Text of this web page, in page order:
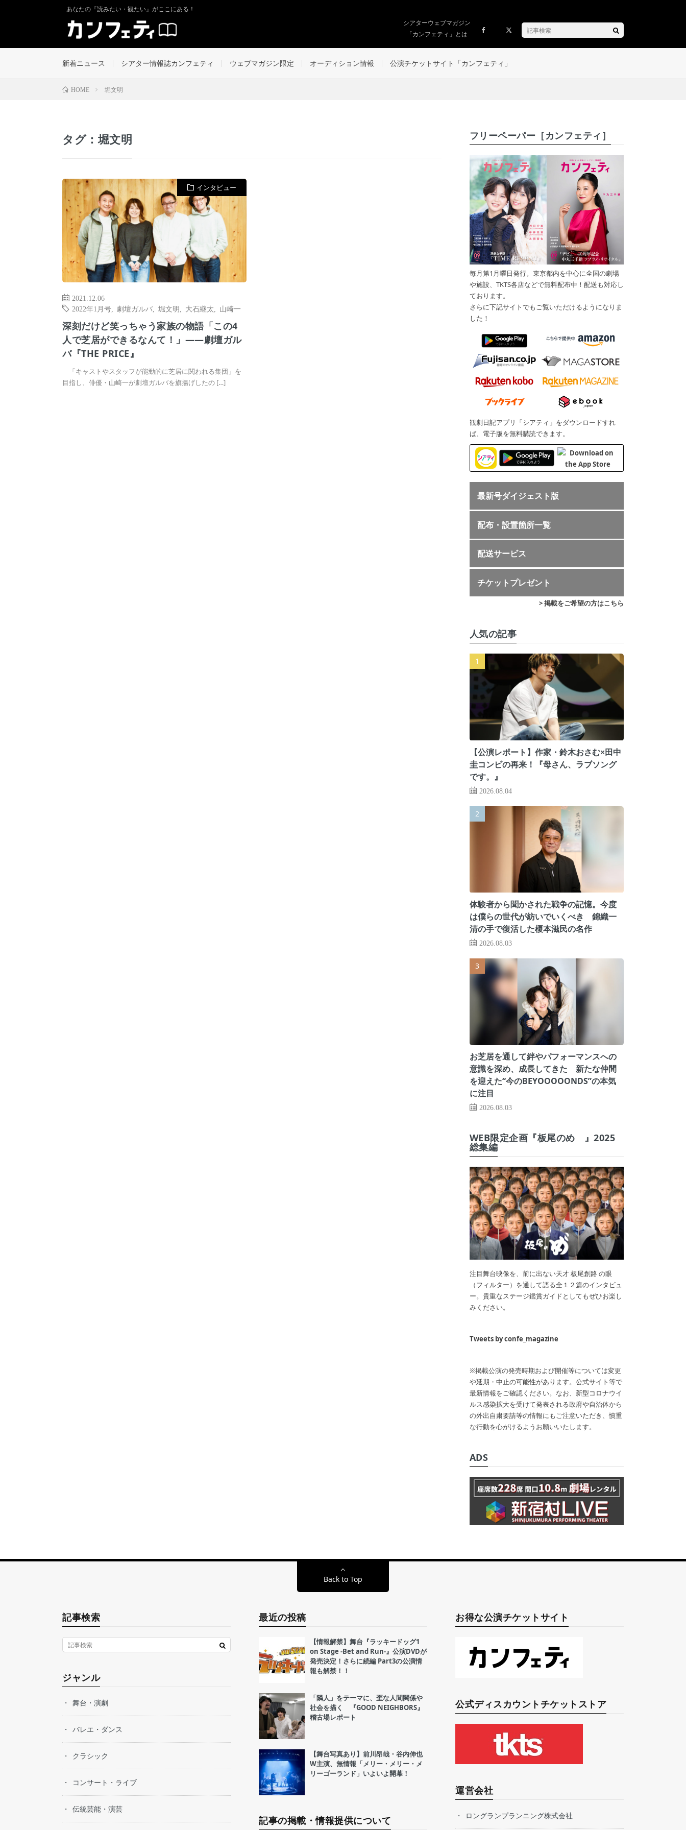
あなたの『読みたい・観たい』がここにある！
シアターウェブマガジン
「カンフェティ」とは
新着ニュース シアター情報誌カンフェティ ウェブマガジン限定 オーディション情報 公演チケットサイト「カンフェティ」
HOME 堀文明
タグ：堀文明
インタビュー
2021.12.06
2022年1月号
劇壇ガルバ 堀文明 大石継太 山崎一
深刻だけど笑っちゃう家族の物語「この4
人で芝居ができるなんて！」――劇壇ガル
バ『THE PRICE』
「キャストやスタッフが能動的に芝居に関われる集団」を
目指し、俳優・山崎一が劇壇ガルバを旗揚げしたの […]
フリーペーパー［カンフェティ］
毎月第1月曜日発行。東京都内を中心に全国の劇場
や施設、TKTS各店などで無料配布中！配送も対応し
ております。
さらに下記サイトでもご覧いただけるようになりま
した！
観劇日記アプリ「シアティ」をダウンロードすれ
ば、電子版を無料購読できます。
最新号ダイジェスト版
配布・設置箇所一覧
配送サービス
チケットプレゼント
> 掲載をご希望の方はこちら
人気の記事
【公演レポート】作家・鈴木おさむ×田中
圭コンビの再来！『母さん、ラブソング
です。』
2026.08.04
体験者から聞かされた戦争の記憶。今度
は僕らの世代が紡いでいくべき 錦織一
清の手で復活した榎本滋民の名作
2026.08.03
お芝居を通して絆やパフォーマンスへの
意識を深め、成長してきた 新たな仲間
を迎えた“今のBEYOOOOONDS”の本気
に注目
2026.08.03
WEB限定企画『板尾のめ゙』2025
総集編
注目舞台映像を、前に出ない天才 板尾創路 の眼
（フィルター）を通して語る全１２篇のインタビュ
ー。貴重なステージ鑑賞ガイドとしてもぜひお楽し
みください。
Tweets by confe_magazine
※掲載公演の発売時期および開催等については変更
や延期・中止の可能性があります。公式サイト等で
最新情報をご確認ください。なお、新型コロナウイ
ルス感染拡大を受けて発表される政府や自治体から
の外出自粛要請等の情報にもご注意いただき、慎重
な行動を心がけるようお願いいたします。
ADS
Back to Top
記事検索
ジャンル
舞台・演劇
バレエ・ダンス
クラシック
コンサート・ライブ
伝統芸能・演芸
最近の投稿
【情報解禁】舞台『ラッキードッグ1
on Stage -Bet and Run-』公演DVDが
発売決定！さらに続編 Part3の公演情
報も解禁！！
「隣人」をテーマに、歪な人間関係や
社会を描く 『GOOD NEIGHBORS』
稽古場レポート
【舞台写真あり】前川昂哉・谷内伸也
W主演、無情報「メリー・メリー・メ
リーゴーランド」いよいよ開幕！
記事の掲載・情報提供について
お得な公演チケットサイト
公式ディスカウントチケットストア
運営会社
ロングランプランニング株式会社